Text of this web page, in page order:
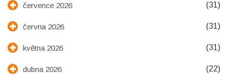
července 2026 (31)
června 2026 (31)
května 2026 (31)
dubna 2026 (22)